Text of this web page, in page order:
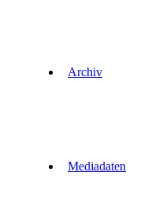
Archiv
Mediadaten